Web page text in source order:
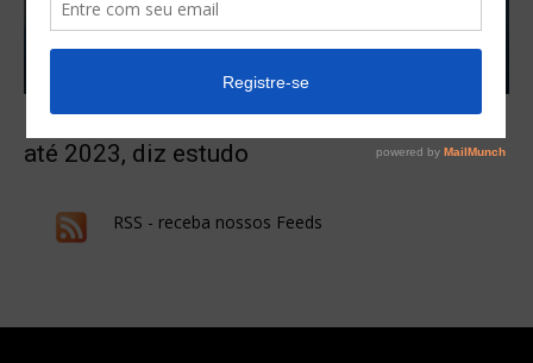
até 2023, diz estudo
RSS - receba nossos Feeds